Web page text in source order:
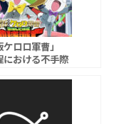
ケロロ軍曹」
における不手際
深刻な伝達不